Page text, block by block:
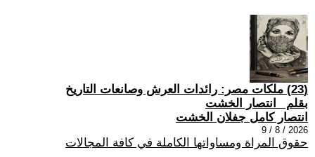
(23) ملكات مصر: رائدات العرش وصانعات التاريخ
بقلم _انتصار الخشت
انتصار كامل جفلان الخشت
2026 / 8 / 9
حقوق المراة ومساواتها الكاملة في كافة المجالات